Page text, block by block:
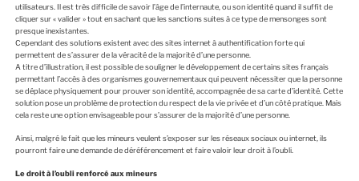
utilisateurs. Il est très difficile de savoir l’âge de l’internaute, ou son identité quand il suffit de
cliquer sur « valider » tout en sachant que les sanctions suites à ce type de mensonges sont
presque inexistantes.
Cependant des solutions existent avec des sites internet à authentification forte qui
permettent de s’assurer de la véracité de la majorité d’une personne.
A titre d’illustration, il est possible de souligner le développement de certains sites français
permettant l’accès à des organismes gouvernementaux qui peuvent nécessiter que la personne
se déplace physiquement pour prouver son identité, accompagnée de sa carte d’identité. Cette
solution pose un problème de protection du respect de la vie privée et d’un côté pratique. Mais
cela reste une option envisageable pour s’assurer de la majorité d’une personne.
Ainsi, malgré le fait que les mineurs veulent s’exposer sur les réseaux sociaux ou internet, ils
pourront faire une demande de déréférencement et faire valoir leur droit à l’oubli.
Le droit à l’oubli renforcé aux mineurs